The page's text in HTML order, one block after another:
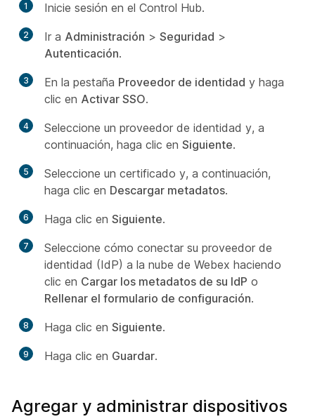
1 Inicie sesión en el Control Hub.
2 Ir a Administración > Seguridad >
Autenticación.
3 En la pestaña Proveedor de identidad y haga
clic en Activar SSO.
4
Seleccione un proveedor de identidad y, a
continuación, haga clic en Siguiente.
5
Seleccione un certificado y, a continuación,
haga clic en Descargar metadatos.
6 Haga clic en Siguiente.
7
Seleccione cómo conectar su proveedor de
identidad (IdP) a la nube de Webex haciendo
clic en Cargar los metadatos de su IdP o
Rellenar el formulario de configuración.
8 Haga clic en Siguiente.
9 Haga clic en Guardar.
Agregar y administrar dispositivos